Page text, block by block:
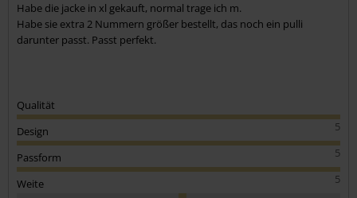
Habe die jacke in xl gekauft, normal trage ich m.
Habe sie extra 2 Nummern größer bestellt, das noch ein pulli
darunter passt. Passt perfekt.
Qualität
5
Design
5
Passform
5
Weite